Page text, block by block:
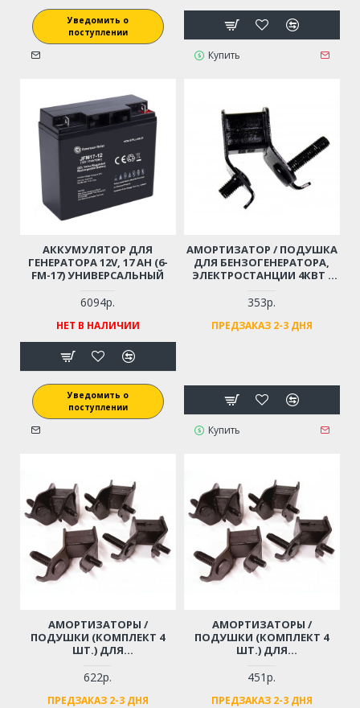
Уведомить о
поступлении
Купить
АККУМУЛЯТОР ДЛЯ
ГЕНЕРАТОРА 12V, 17 AH (6-
FM-17) УНИВЕРСАЛЬНЫЙ
6094р.
НЕТ В НАЛИЧИИ
Уведомить о
поступлении
АМОРТИЗАТОР / ПОДУШКА
ДЛЯ БЕНЗОГЕНЕРАТОРА,
ЭЛЕКТРОСТАНЦИИ 4КВТ -
353р.
ПРЕДЗАКАЗ 2-3 ДНЯ
Купить
АМОРТИЗАТОРЫ /
ПОДУШКИ (КОМПЛЕКТ 4
ШТ.) ДЛЯ
HUTER, CARVER, CHAMPION,
FUBAG, МОТОПОМПЫ
622р.
ПРЕДЗАКАЗ 2-3 ДНЯ
АМОРТИЗАТОРЫ /
ПОДУШКИ (КОМПЛЕКТ 4
ШТ.) ДЛЯ
HUTER, CARVER, CHAMPION,
FUBAG, МОТОПОМПЫ
451р.
ПРЕДЗАКАЗ 2-3 ДНЯ